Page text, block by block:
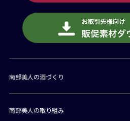
南部美人の酒づくり
南部美人の取り組み